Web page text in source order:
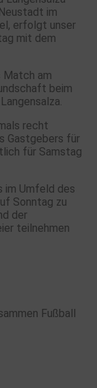
im
erfolgt unser
mit dem
Match am
beim
recht
Gastgebers für
für Samstag
im Umfeld des
Sonntag zu
der
teilnehmen
Fußball